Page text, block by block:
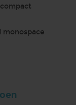
monospace